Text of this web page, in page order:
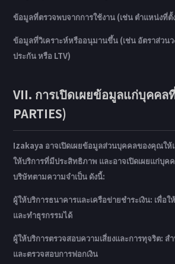
ข้อมูลที่ตรวจพบจากการใช้งาน (เช่น ตำแหน่งที่
ข้อมูลที่วิเคราะห์หรืออนุมานขึ้น (เช่น อัตราส่วน
ประกัน หรือ LTV)
VII. การเปิดเผยข้อมูลแก่บุคคล
PARTIES)
Izakaya อาจเปิดเผยข้อมูลส่วนบุคคลของคุณให้
ให้บริการที่มีประสิทธิภาพ และอาจเปิดเผยแก่บุ
บริษัทตามความจำเป็น ดังนี้:
ผู้ให้บริการธนาคารและเครือข่ายชำระเงิน: เพื่
และทำธุรกรรมได้
ผู้ให้บริการตรวจสอบความเสี่ยงและการทุจริต: ส
และตรวจสอบการฟอกเงิน